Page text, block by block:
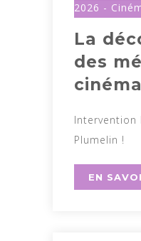
2026 -
La
des
cinéma
Intervention
Plumelin !
EN